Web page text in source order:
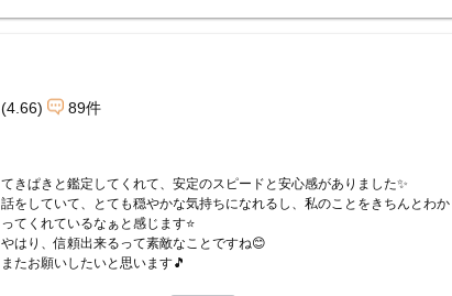
(4.66) 89件
てきぱきと鑑定してくれて、安定のスピードと安心感がありました✨
話をしていて、とても穏やかな気持ちになれるし、私のことをきちんとわか
ってくれているなぁと感じます⭐
やはり、信頼出来るって素敵なことですね😊
またお願いしたいと思います🎵